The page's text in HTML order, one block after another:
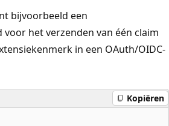
bijvoorbeeld een
het verzenden van één claim
in een OAuth/OIDC-
Kopiëren